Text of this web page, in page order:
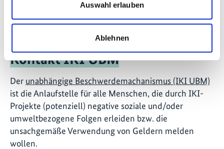
Auswahl erlauben
Ablehnen
Kontakt IKI UBM
Der unabhängige Beschwerdemachanismus (IKI UBM)
ist die Anlaufstelle für alle Menschen, die durch IKI-
Projekte (potenziell) negative soziale und/oder
umweltbezogene Folgen erleiden bzw. die
unsachgemäße Verwendung von Geldern melden
wollen.